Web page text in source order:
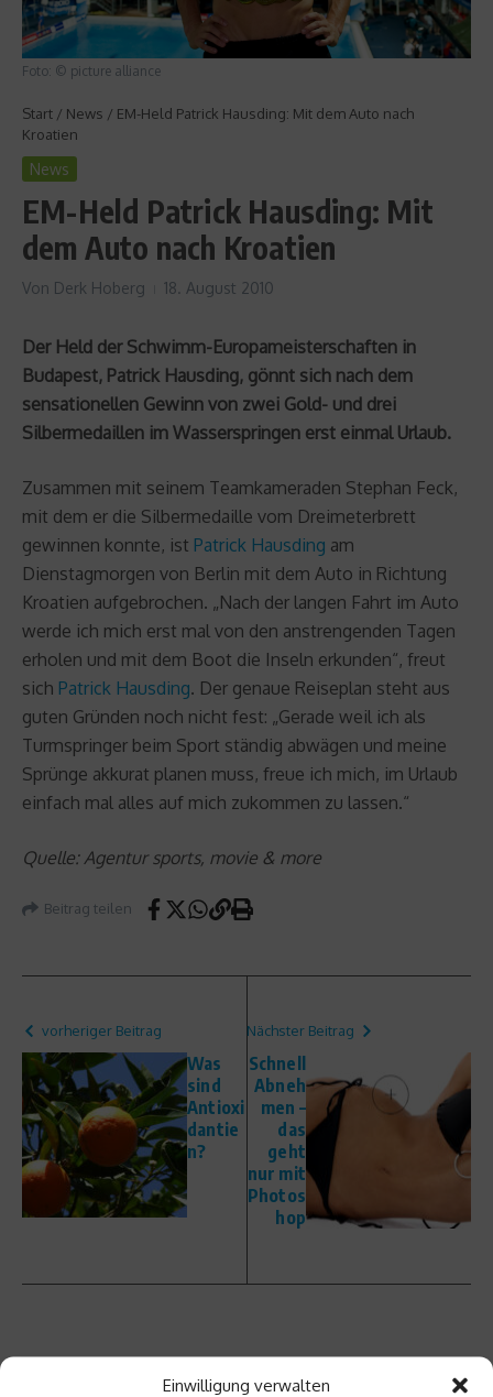
Einwilligung verwalten
Foto: © picture alliance
Start / News / EM-Held Patrick Hausding: Mit dem Auto nach
Kroatien
News
EM-Held Patrick Hausding: Mit
dem Auto nach Kroatien
Von Derk Hoberg 18. August 2010
Der Held der Schwimm-Europameisterschaften in
Budapest, Patrick Hausding, gönnt sich nach dem
sensationellen Gewinn von zwei Gold- und drei
Silbermedaillen im Wasserspringen erst einmal Urlaub.
Zusammen mit seinem Teamkameraden Stephan Feck,
mit dem er die Silbermedaille vom Dreimeterbrett
gewinnen konnte, ist Patrick Hausding am
Dienstagmorgen von Berlin mit dem Auto in Richtung
Kroatien aufgebrochen. „Nach der langen Fahrt im Auto
werde ich mich erst mal von den anstrengenden Tagen
erholen und mit dem Boot die Inseln erkunden“, freut
sich Patrick Hausding. Der genaue Reiseplan steht aus
guten Gründen noch nicht fest: „Gerade weil ich als
Turmspringer beim Sport ständig abwägen und meine
Sprünge akkurat planen muss, freue ich mich, im Urlaub
einfach mal alles auf mich zukommen zu lassen.“
Quelle: Agentur sports, movie & more
Beitrag teilen
vorheriger Beitrag
Was
sind
Antioxi
dantie
n?
Nächster Beitrag
Schnell
Abneh
men –
das
geht
nur mit
Photos
hop
Ähnliche Beiträge